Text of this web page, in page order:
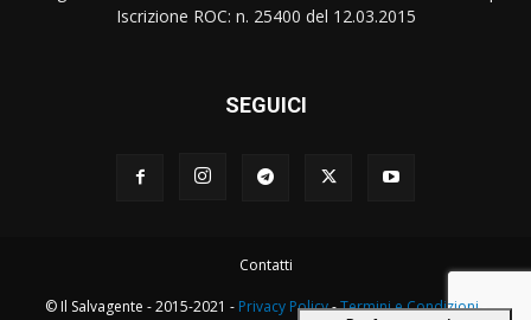
Iscrizione ROC: n. 25400 del 12.03.2015
SEGUICI
Contatti
© Il Salvagente - 2015-2021 - Privacy Policy-Termini e Condizioni-